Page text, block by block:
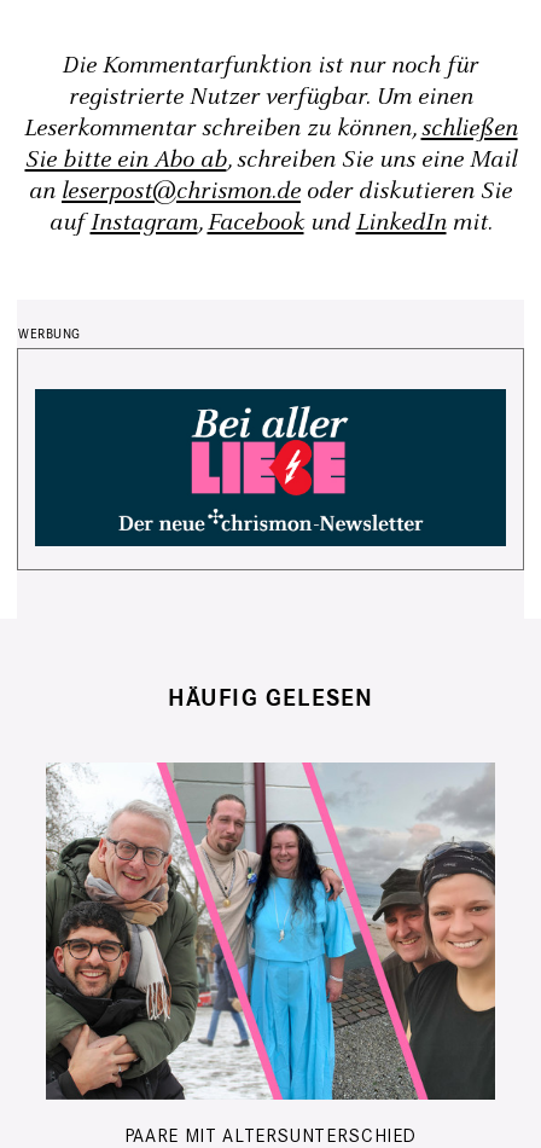
Die Kommentarfunktion ist nur noch für
registrierte Nutzer verfügbar. Um einen
Leserkommentar schreiben zu können,schließen
Sie bitte ein Abo ab, schreiben Sie uns eine Mail
an leserpost@chrismon.de oder diskutieren Sie
aufInstagram,FacebookundLinkedInmit.
HÄUFIG GELESEN
PAARE MIT ALTERSUNTERSCHIED